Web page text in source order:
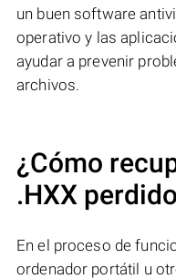
un buen software
operativo y las
ayudar a prevenir
archivos.
¿Cómo
.HXX
En el proceso de
ordenador portátil u